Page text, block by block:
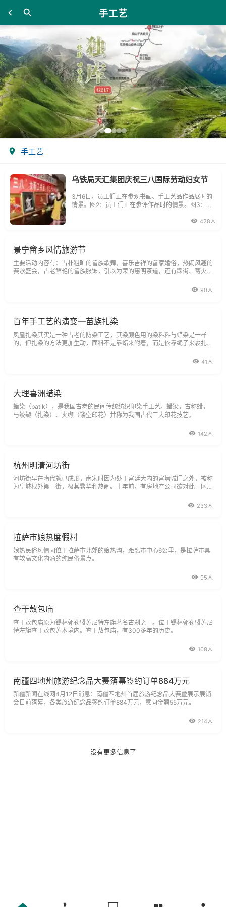
手工艺
手工艺
乌铁局天汇集团庆祝三八国际劳动妇女节
3月6日，员工们正在参观书画、手工艺品作品展时的
情景。图2：员工们正在参评作品时的情景。图3：员
428人
景宁畲乡风情旅游节
主要活动内容有：古朴粗旷的畲族歌舞，喜乐吉祥的畲家婚俗，热闹风趣的
赛歌盛会，古老鲜艳的畲族服饰，引以为荣的惠明茶道，还有踩街、篝火晚
90人
百年手工艺的演变—苗族扎染
凤凰扎染其实是一种古老的防染工艺，其染颜色用的染料料与蜡染是一样
的，但扎染的方法更加生动，面料不是靠蜡来附着，而是依靠绳子来裹扎一
41人
大理喜洲蜡染
蜡染（batik），是我国古老的民间传统纺织印染手工艺。蜡染，古称蜡，
与绞缬（扎染）、夹缬（镂空印花）并称为我国古代三大印花技艺。
142人
杭州明清河坊街
河坊街早在隋代就已成形，南宋时因为处于宫廷大内的宫墙城门之外，被称
为皇城根外第一街，极其繁华和热闹。十年前，有房地产公司欲对此一区域
火重生，重新成为杭州市中心的闹区，结合胡庆余堂、太极茶道、回春堂等
233人
拉萨市娘热度假村
娘热民俗风情园位于拉萨市北郊的娘热沟，距离市中心6公里，是拉萨市具
有较高文化内涵的纯民俗景点。
95人
查干敖包庙
查干敖包庙原为锡林郭勒盟苏尼特左旗著名古刹之一。位于锡林郭勒盟苏尼
特左旗查干敖包苏木境内。查干敖包庙，有300多年的历史。
108人
南疆四地州旅游纪念品大赛落幕签约订单884万元
新疆新闻在线网4月12日消息：南疆四地州首届旅游纪念品大赛暨展示展销
会日前落幕，各类旅游纪念品签约订单884万元，意向金额55万元。
214人
没有更多信息了